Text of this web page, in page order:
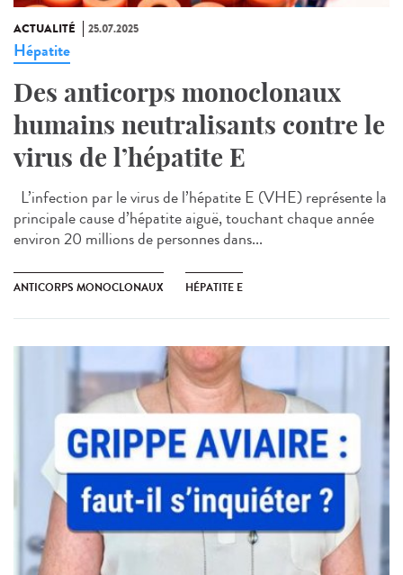
ACTUALITÉ 25.07.2025
Hépatite
Des anticorps monoclonaux
humains neutralisants contre le
virus de l’hépatite E
L’infection par le virus de l’hépatite E (VHE) représente la
principale cause d’hépatite aiguë, touchant chaque année
environ 20 millions de personnes dans...
ANTICORPS MONOCLONAUX HÉPATITE E